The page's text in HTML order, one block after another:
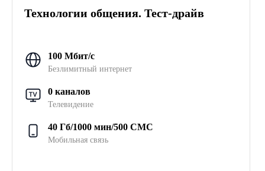
Технологии общения. Тест-драйв
100 Мбит/с
Безлимитный интернет
0 каналов
Телевидение
40 Гб/1000 мин/500 СМС
Мобильная связь